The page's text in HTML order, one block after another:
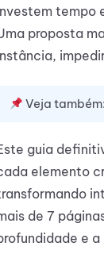
tempo
proposta
Veja
guia
elemento
de 7
e